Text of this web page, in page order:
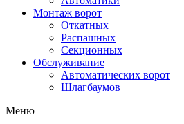
Монтаж ворот
Откатных
Распашных
Секционных
Обслуживание
Автоматических ворот
Шлагбаумов
Меню